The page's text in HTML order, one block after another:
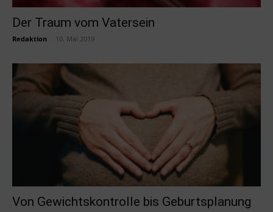
Der Traum vom Vatersein
Redaktion 10. Mai 2019
Von Gewichtskontrolle bis Geburtsplanung